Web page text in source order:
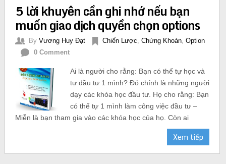
5 lời khuyên cần ghi nhớ nếu bạn
muốn giao dịch quyền chọn options
By Vương Huy Đạt Chiến Lược Chứng Khoán, Option
0 Comment
Ai là người cho rằng: Bạn có thể tự học và
tự đầu tư 1 mình? Đó chính là những người
dạy các khóa học đầu tư. Họ cho rằng: Bạn
có thể tự 1 mình làm công việc đầu tư –
Miễn là bạn tham gia vào các khóa học của họ. Còn ai
Xem tiếp